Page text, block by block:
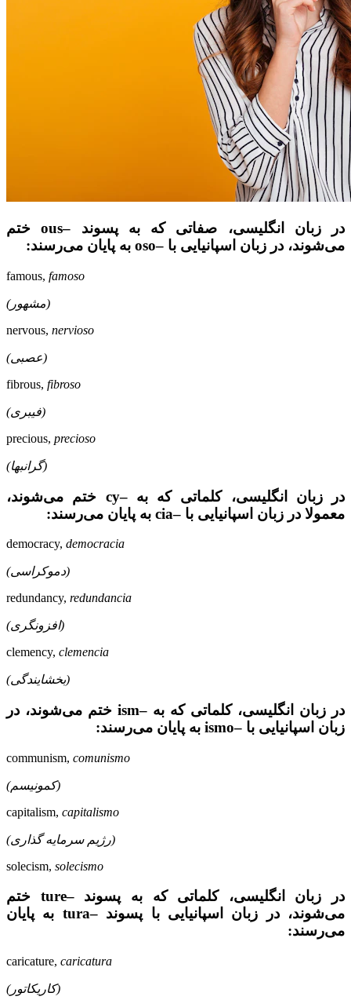
در زبان انگلیسی، صفاتی که به پسوند –ous ختم
می‌شوند، در زبان اسپانیایی با –oso به پایان می‌رسند:
famous, famoso
(مشهور)
nervous, nervioso
(عصبی)
fibrous, fibroso
(فیبری)
precious, precioso
(گرانبها)
در زبان انگلیسی، کلماتی که به –cy ختم می‌شوند،
معمولا در زبان اسپانیایی با –cia به پایان می‌رسند:
democracy, democracia
(دموکراسی)
redundancy, redundancia
(افزونگری)
clemency, clemencia
(بخشایندگی)
در زبان انگلیسی، کلماتی که به –ism ختم می‌شوند، در
زبان اسپانیایی با –ismo به پایان می‌رسند:‌
communism, comunismo
(کمونیسم)‌
capitalism, capitalismo
(رژیم سرمایه گذاری)
solecism, solecismo
در زبان انگلیسی، کلماتی که به پسوند –ture ختم
می‌شوند، در زبان اسپانیایی با پسوند –tura به پایان
می‌رسند:
caricature, caricatura
(کاریکاتور)